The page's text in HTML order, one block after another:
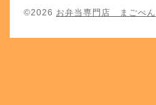
©2026 お弁当専門店 まごべん